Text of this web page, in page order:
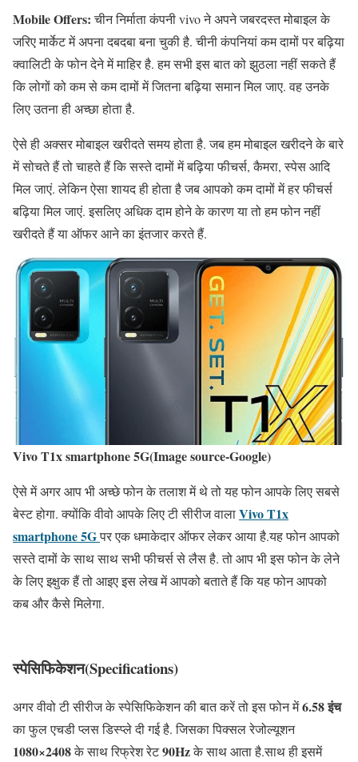
Mobile Offers:चीन निर्माता कंपनी vivo ने अपने जबरदस्त मोबाइल के
जरिए मार्केट में अपना दबदबा बना चुकी है. चीनी कंपनियां कम दामों पर बढ़िया
क्वालिटी के फोन देने में माहिर है. हम सभी इस बात को झुठला नहीं सकते हैं
कि लोगों को कम से कम दामों में जितना बढ़िया समान मिल जाए. वह उनके
लिए उतना ही अच्छा होता है.
ऐसे ही अक्सर मोबाइल खरीदते समय होता है. जब हम मोबाइल खरीदने के बारे
में सोचते हैं तो चाहते हैं कि सस्ते दामों में बढ़िया फीचर्स, कैमरा, स्पेस आदि
मिल जाएं. लेकिन ऐसा शायद ही होता है जब आपको कम दामों में हर फीचर्स
बढ़िया मिल जाएं. इसलिए अधिक दाम होने के कारण या तो हम फोन नहीं
खरीदते हैं या ऑफर आने का इंतजार करते हैं.
Vivo T1x smartphone 5G(Image source-Google)
ऐसे में अगर आप भी अच्छे फोन के तलाश में थे तो यह फोन आपके लिए सबसे
बेस्ट होगा. क्योंकि वीवो आपके लिए टी सीरीज वालाVivo T1x
smartphone 5Gपर एक धमाकेदार ऑफर लेकर आया है.यह फोन आपको
सस्ते दामों के साथ साथ सभी फीचर्स से लैस है. तो आप भी इस फोन के लेने
के लिए इक्षुक हैं तो आइए इस लेख में आपको बताते हैं कि यह फोन आपको
कब और कैसे मिलेगा.
स्पेसिफिकेशन(Specifications)
अगर वीवो टी सीरीज के स्पेसिफिकेशन की बात करें तो इस फोन में6.58 इंच
का फुल एचडी प्लस डिस्प्ले दी गई है. जिसका पिक्सल रेजोल्यूशन
1080×2408के साथ रिफ्रेश रेट90Hzके साथ आता है.साथ ही इसमें